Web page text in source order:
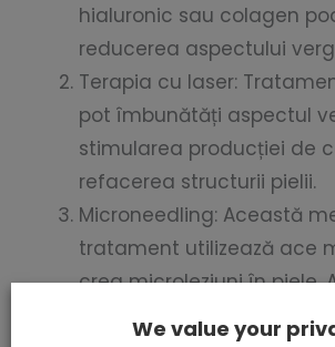
hialuronic sau colagen
reducerea aspectului
Terapia cu laser:
pot îmbunătăți aspectul
stimularea producției de
refacerea structurii pielii.
Microneedling: Această
tratament utilizează ace
crea microleziuni în piele.
promovează producția de
We value your